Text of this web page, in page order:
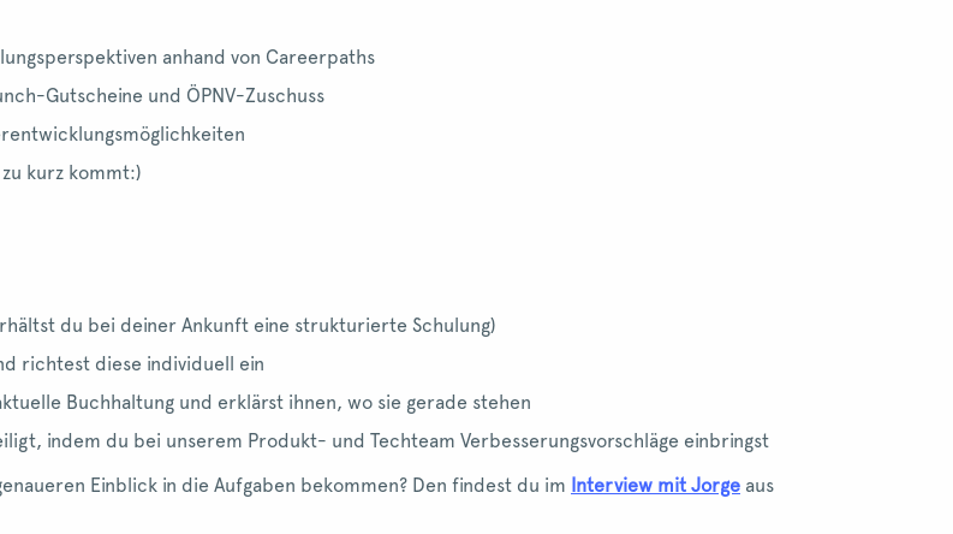
anhand von Careerpaths
Gutscheine und ÖPNV-Zuschuss
kurz kommt:)
du bei deiner Ankunft eine strukturierte Schulung)
richtest diese individuell ein
Buchhaltung und erklärst ihnen, wo sie gerade stehen
indem du bei unserem Produkt- und Techteam Verbesserungsvorschläge einbringst
Einblick in die Aufgaben bekommen? Den findest du im Interview mit Jorge aus